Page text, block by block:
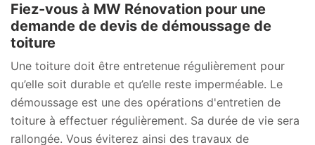
Fiez-vous à MW Rénovation pour une
demande de devis de démoussage de
toiture
Une toiture doit être entretenue régulièrement pour
qu’elle soit durable et qu’elle reste imperméable. Le
démoussage est une des opérations d'entretien de
toiture à effectuer régulièrement. Sa durée de vie sera
rallongée. Vous éviterez ainsi des travaux de